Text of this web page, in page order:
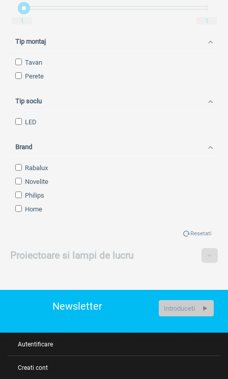
1 1
Tip montaj
Tavan
Perete
Tip soclu
LED
Brand
Rabalux
Novelite
Philips
Home
Resetati
Proiectoare si lampi de lucru
Newsletter
Autentificare
Creati cont